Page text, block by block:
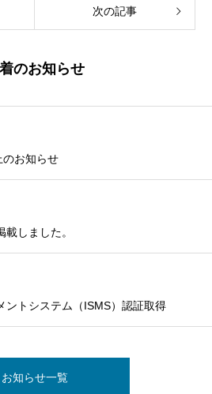
次の記事
のお知らせ
のお知らせ
載しました。
ントシステム（ISMS）認証取得
お知らせ一覧